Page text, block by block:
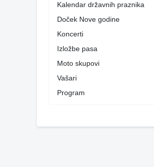
Kalendar državnih praznika
Doček Nove godine
Koncerti
Izložbe pasa
Moto skupovi
Vašari
Program